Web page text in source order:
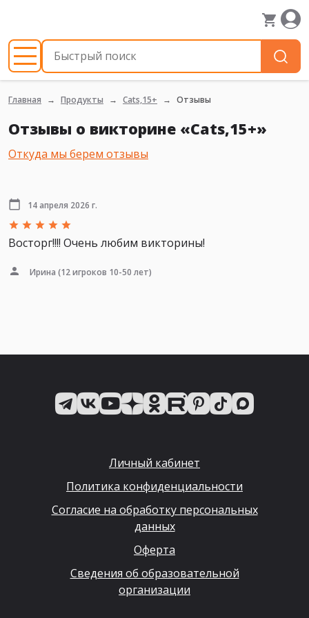
Главная Продукты Cats,15+ Отзывы
Отзывы о викторине «Cats,15+»
Откуда мы берем отзывы
14 апреля 2026 г.
Восторг!!!! Очень любим викторины!
Ирина (12 игроков 10-50 лет)
Личный кабинет
Политика конфиденциальности
Согласие на обработку персональных
данных
Оферта
Сведения об образовательной
организации